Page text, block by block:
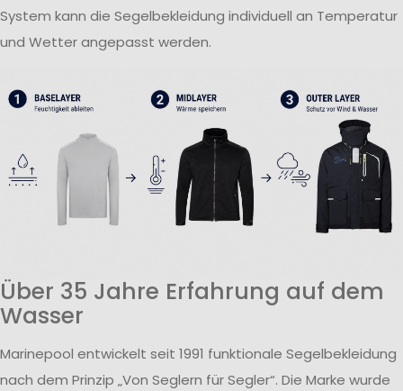
System kann die Segelbekleidung individuell an Temperatur
und Wetter angepasst werden.
Über 35 Jahre Erfahrung auf dem
Wasser
Marinepool entwickelt seit 1991 funktionale Segelbekleidung
nach dem Prinzip „Von Seglern für Segler“. Die Marke wurde